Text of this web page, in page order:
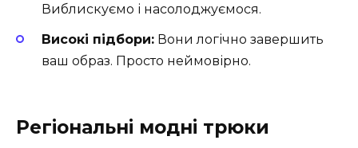
Виблискуємо і насолоджуємося.
Високі підбори: Вони логічно завершить
ваш образ. Просто неймовірно.
Регіональні модні трюки